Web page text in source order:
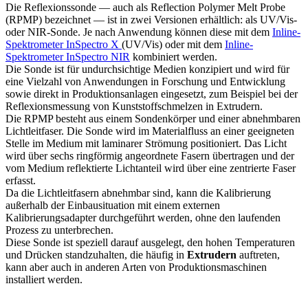
Die Reflexionssonde — auch als Reflection Polymer Melt Probe
(RPMP) bezeichnet — ist in zwei Versionen erhältlich: als UV/Vis-
oder NIR-Sonde. Je nach Anwendung können diese mit dem Inline-
Spektrometer InSpectro X (UV/Vis) oder mit dem Inline-
Spektrometer InSpectro NIR kombiniert werden.
Die Sonde ist für undurchsichtige Medien konzipiert und wird für
eine Vielzahl von Anwendungen in Forschung und Entwicklung
sowie direkt in Produktionsanlagen eingesetzt, zum Beispiel bei der
Reflexionsmessung von Kunststoffschmelzen in Extrudern.
Die RPMP besteht aus einem Sondenkörper und einer abnehmbaren
Lichtleitfaser. Die Sonde wird im Materialfluss an einer geeigneten
Stelle im Medium mit laminarer Strömung positioniert. Das Licht
wird über sechs ringförmig angeordnete Fasern übertragen und der
vom Medium reflektierte Lichtanteil wird über eine zentrierte Faser
erfasst.
Da die Lichtleitfasern abnehmbar sind, kann die Kalibrierung
außerhalb der Einbausituation mit einem externen
Kalibrierungsadapter durchgeführt werden, ohne den laufenden
Prozess zu unterbrechen.
Diese Sonde ist speziell darauf ausgelegt, den hohen Temperaturen
und Drücken standzuhalten, die häufig in Extrudern auftreten,
kann aber auch in anderen Arten von Produktionsmaschinen
installiert werden.